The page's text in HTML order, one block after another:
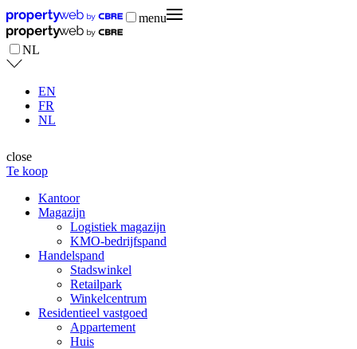
menu
NL
EN
FR
NL
close
Te koop
Kantoor
Magazijn
Logistiek magazijn
KMO-bedrijfspand
Handelspand
Stadswinkel
Retailpark
Winkelcentrum
Residentieel vastgoed
Appartement
Huis